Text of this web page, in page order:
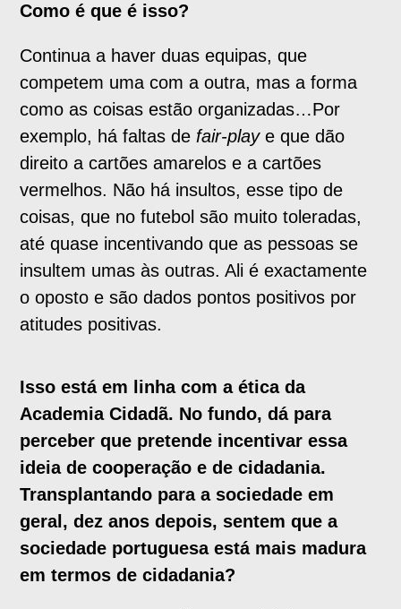
Como é que é isso?
Continua a haver duas equipas, que
competem uma com a outra, mas a forma
como as coisas estão organizadas…Por
exemplo, há faltas de fair-playe que dão
direito a cartões amarelos e a cartões
vermelhos. Não há insultos, esse tipo de
coisas, que no futebol são muito toleradas,
até quase incentivando que as pessoas se
insultem umas às outras. Ali é exactamente
o oposto e são dados pontos positivos por
atitudes positivas.
Isso está em linha com a ética da
Academia Cidadã. No fundo, dá para
perceber que pretende incentivar essa
ideia de cooperação e de cidadania.
Transplantando para a sociedade em
geral, dez anos depois, sentem que a
sociedade portuguesa está mais madura
em termos de cidadania?